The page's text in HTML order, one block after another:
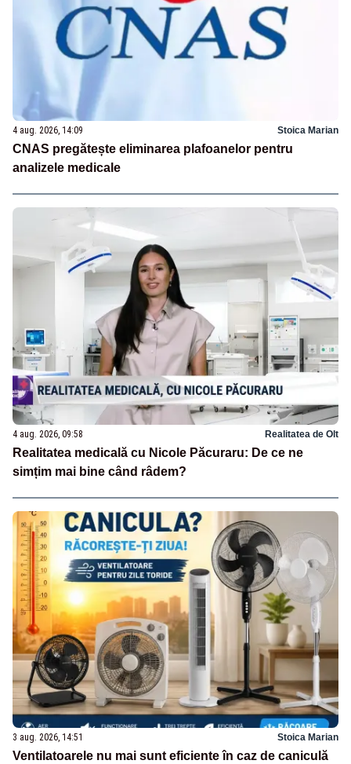
4 aug. 2026, 14:09 Stoica Marian
CNAS pregătește eliminarea plafoanelor pentru
analizele medicale
4 aug. 2026, 09:58 Realitatea de Olt
Realitatea medicală cu Nicole Păcuraru: De ce ne
simțim mai bine când râdem?
3 aug. 2026, 14:51 Stoica Marian
Ventilatoarele nu mai sunt eficiente în caz de caniculă